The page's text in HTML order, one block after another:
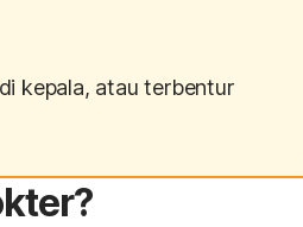
kepala, atau terbentur